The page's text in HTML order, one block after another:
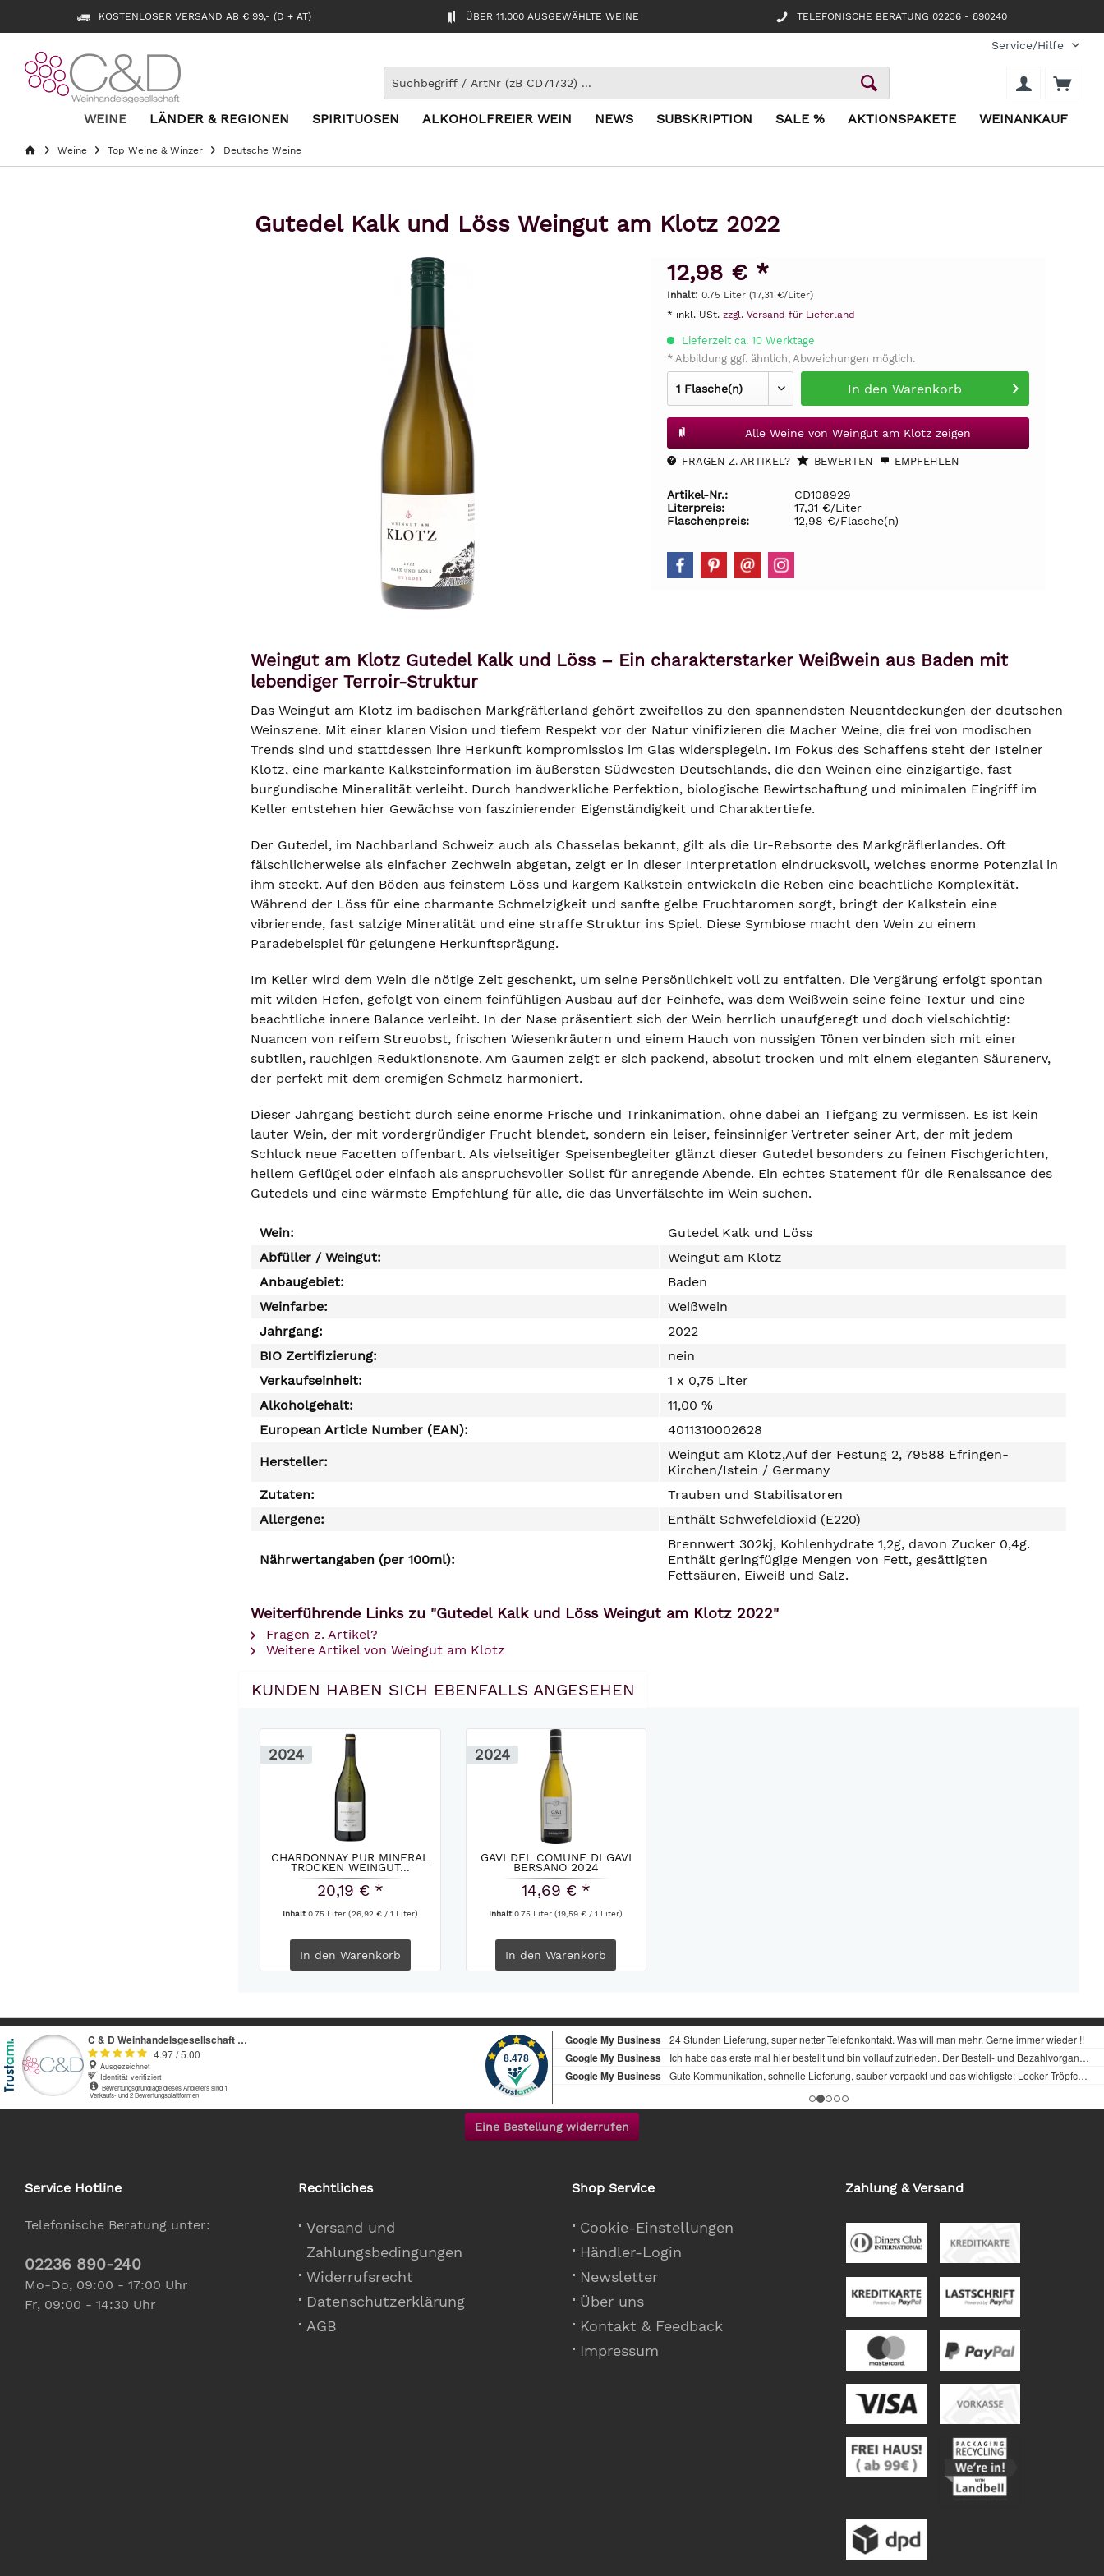
KOSTENLOSER VERSAND AB € 99,- (D + AT) ÜBER 11.000 AUSGEWÄHLTE WEINE TELEFONISCHE BERATUNG 02236 - 890240
Service/Hilfe
WEINE LÄNDER & REGIONEN SPIRITUOSEN ALKOHOLFREIER WEIN NEWS SUBSKRIPTION SALE % AKTIONSPAKETE WEINANKAUF
Weine Top Weine & Winzer Deutsche Weine
Gutedel Kalk und Löss Weingut am Klotz 2022
12,98 € *
Inhalt: 0.75 Liter (17,31 €/Liter)
* inkl. USt. zzgl. Versand für Lieferland
Lieferzeit ca. 10 Werktage
* Abbildung ggf. ähnlich, Abweichungen möglich.
In den Warenkorb
Alle Weine von Weingut am Klotz zeigen
FRAGEN Z. ARTIKEL? BEWERTEN EMPFEHLEN
Artikel-Nr.:
CD108929
Literpreis:
17,31 €/Liter
Flaschenpreis:
12,98 €/Flasche(n)
Weingut am Klotz Gutedel Kalk und Löss – Ein charakterstarker Weißwein aus Baden mit
lebendiger Terroir-Struktur
Das Weingut am Klotz im badischen Markgräflerland gehört zweifellos zu den spannendsten Neuentdeckungen der deutschen
Weinszene. Mit einer klaren Vision und tiefem Respekt vor der Natur vinifizieren die Macher Weine, die frei von modischen
Trends sind und stattdessen ihre Herkunft kompromisslos im Glas widerspiegeln. Im Fokus des Schaffens steht der Isteiner
Klotz, eine markante Kalksteinformation im äußersten Südwesten Deutschlands, die den Weinen eine einzigartige, fast
burgundische Mineralität verleiht. Durch handwerkliche Perfektion, biologische Bewirtschaftung und minimalen Eingriff im
Keller entstehen hier Gewächse von faszinierender Eigenständigkeit und Charaktertiefe.
Der Gutedel, im Nachbarland Schweiz auch als Chasselas bekannt, gilt als die Ur-Rebsorte des Markgräflerlandes. Oft
fälschlicherweise als einfacher Zechwein abgetan, zeigt er in dieser Interpretation eindrucksvoll, welches enorme Potenzial in
ihm steckt. Auf den Böden aus feinstem Löss und kargem Kalkstein entwickeln die Reben eine beachtliche Komplexität.
Während der Löss für eine charmante Schmelzigkeit und sanfte gelbe Fruchtaromen sorgt, bringt der Kalkstein eine
vibrierende, fast salzige Mineralität und eine straffe Struktur ins Spiel. Diese Symbiose macht den Wein zu einem
Paradebeispiel für gelungene Herkunftsprägung.
Im Keller wird dem Wein die nötige Zeit geschenkt, um seine Persönlichkeit voll zu entfalten. Die Vergärung erfolgt spontan
mit wilden Hefen, gefolgt von einem feinfühligen Ausbau auf der Feinhefe, was dem Weißwein seine feine Textur und eine
beachtliche innere Balance verleiht. In der Nase präsentiert sich der Wein herrlich unaufgeregt und doch vielschichtig:
Nuancen von reifem Streuobst, frischen Wiesenkräutern und einem Hauch von nussigen Tönen verbinden sich mit einer
subtilen, rauchigen Reduktionsnote. Am Gaumen zeigt er sich packend, absolut trocken und mit einem eleganten Säurenerv,
der perfekt mit dem cremigen Schmelz harmoniert.
Dieser Jahrgang besticht durch seine enorme Frische und Trinkanimation, ohne dabei an Tiefgang zu vermissen. Es ist kein
lauter Wein, der mit vordergründiger Frucht blendet, sondern ein leiser, feinsinniger Vertreter seiner Art, der mit jedem
Schluck neue Facetten offenbart. Als vielseitiger Speisenbegleiter glänzt dieser Gutedel besonders zu feinen Fischgerichten,
hellem Geflügel oder einfach als anspruchsvoller Solist für anregende Abende. Ein echtes Statement für die Renaissance des
Gutedels und eine wärmste Empfehlung für alle, die das Unverfälschte im Wein suchen.
Wein:
Gutedel Kalk und Löss
Abfüller / Weingut:
Weingut am Klotz
Anbaugebiet:
Baden
Weinfarbe:
Weißwein
Jahrgang:
2022
BIO Zertifizierung:
nein
Verkaufseinheit:
1 x 0,75 Liter
Alkoholgehalt:
11,00 %
European Article Number (EAN):
4011310002628
Hersteller:
Weingut am Klotz,Auf der Festung 2, 79588 Efringen-
Kirchen/Istein / Germany
Zutaten:
Trauben und Stabilisatoren
Allergene:
Enthält Schwefeldioxid (E220)
Nährwertangaben (per 100ml):
Brennwert 302kj, Kohlenhydrate 1,2g, davon Zucker 0,4g.
Enthält geringfügige Mengen von Fett, gesättigten
Fettsäuren, Eiweiß und Salz.
Weiterführende Links zu "Gutedel Kalk und Löss Weingut am Klotz 2022"
Fragen z. Artikel?
Weitere Artikel von Weingut am Klotz
KUNDEN HABEN SICH EBENFALLS ANGESEHEN
2024
CHARDONNAY PUR MINERAL
TROCKEN WEINGUT...
20,19 € *
Inhalt0.75 Liter (26,92 € / 1 Liter)
In den Warenkorb
2024
GAVI DEL COMUNE DI GAVI
BERSANO 2024
14,69 € *
Inhalt0.75 Liter(19,59 € / 1 Liter)
In den Warenkorb
Eine Bestellung widerrufen
Service Hotline
Telefonische Beratung unter:
02236 890-240
Mo-Do, 09:00 - 17:00 Uhr
Fr, 09:00 - 14:30 Uhr
Rechtliches
Versand und
Zahlungsbedingungen
Widerrufsrecht
Datenschutzerklärung
AGB
Shop Service
Cookie-Einstellungen
Händler-Login
Newsletter
Über uns
Kontakt & Feedback
Impressum
Zahlung & Versand